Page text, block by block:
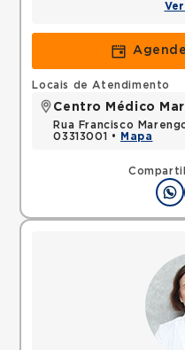
Locais de Atendimento
Centro Médico
Rua Francisco
03313001 •
Mapa